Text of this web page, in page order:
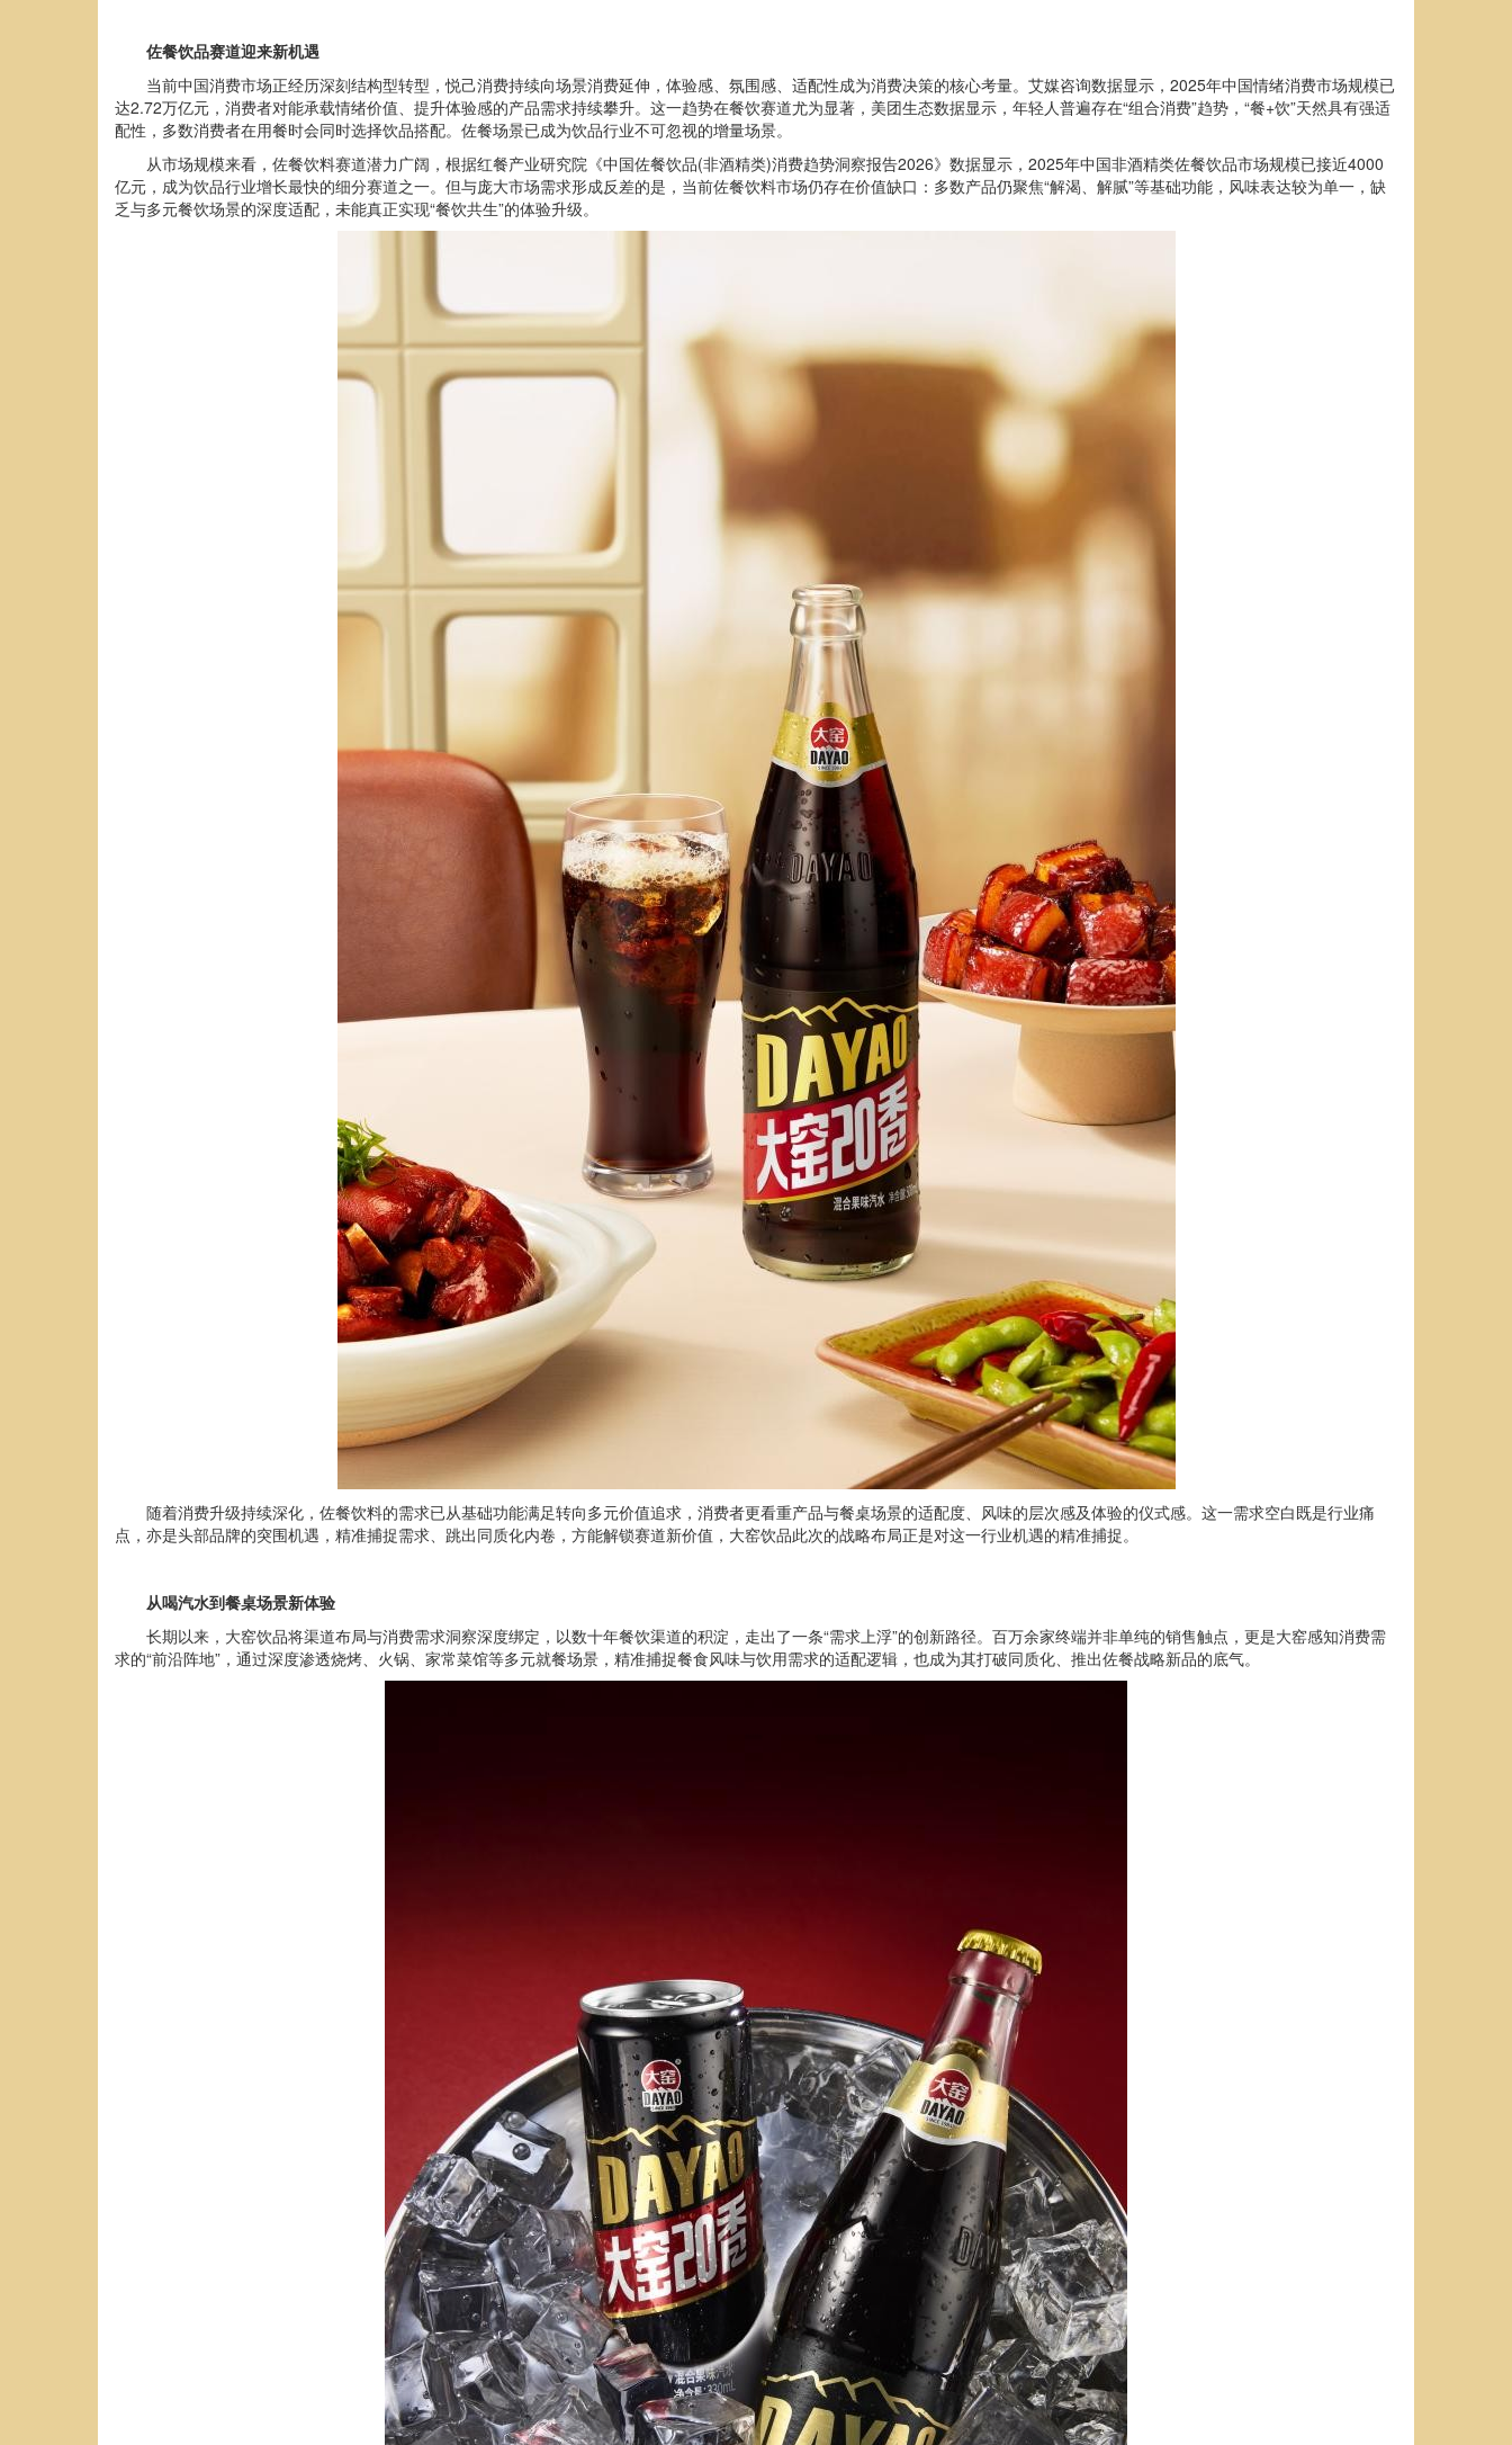
佐餐饮品赛道迎来新机遇
当前中国消费市场正经历深刻结构型转型，悦己消费持续向场景消费延伸，体验感、氛围感、适配性成为消费决策的核心考量。艾媒咨询数据显示，2025年中国情绪消费市场规模已
达2.72万亿元，消费者对能承载情绪价值、提升体验感的产品需求持续攀升。这一趋势在餐饮赛道尤为显著，美团生态数据显示，年轻人普遍存在“组合消费”趋势，“餐+饮”天然具有强适
配性，多数消费者在用餐时会同时选择饮品搭配。佐餐场景已成为饮品行业不可忽视的增量场景。
从市场规模来看，佐餐饮料赛道潜力广阔，根据红餐产业研究院《中国佐餐饮品(非酒精类)消费趋势洞察报告2026》数据显示，2025年中国非酒精类佐餐饮品市场规模已接近4000
亿元，成为饮品行业增长最快的细分赛道之一。但与庞大市场需求形成反差的是，当前佐餐饮料市场仍存在价值缺口：多数产品仍聚焦“解渴、解腻”等基础功能，风味表达较为单一，缺
乏与多元餐饮场景的深度适配，未能真正实现“餐饮共生”的体验升级。
随着消费升级持续深化，佐餐饮料的需求已从基础功能满足转向多元价值追求，消费者更看重产品与餐桌场景的适配度、风味的层次感及体验的仪式感。这一需求空白既是行业痛
点，亦是头部品牌的突围机遇，精准捕捉需求、跳出同质化内卷，方能解锁赛道新价值，大窑饮品此次的战略布局正是对这一行业机遇的精准捕捉。
从喝汽水到餐桌场景新体验
长期以来，大窑饮品将渠道布局与消费需求洞察深度绑定，以数十年餐饮渠道的积淀，走出了一条“需求上浮”的创新路径。百万余家终端并非单纯的销售触点，更是大窑感知消费需
求的“前沿阵地”，通过深度渗透烧烤、火锅、家常菜馆等多元就餐场景，精准捕捉餐食风味与饮用需求的适配逻辑，也成为其打破同质化、推出佐餐战略新品的底气。